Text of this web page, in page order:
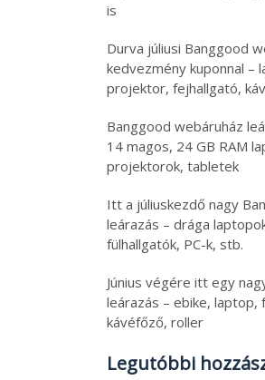
is
Durva júliusi Banggood
kedvezmény kuponnal –
projektor, fejhallgató,
Banggood webáruház
14 magos, 24 GB RAM
projektorok, tabletek
Itt a júliuskezdő nagy
leárazás – drága
fülhallgatók, PC-k, stb.
Június végére itt egy
leárazás – ebike,
kávéfőző, roller
Legutóbbi